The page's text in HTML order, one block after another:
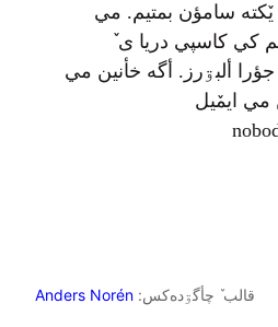
سامؤن بمتيم. مي
کي کاسپي دريا ی
جؤرا ألبۊرز. أگه خأنين مي
ايمٚیل‌
قالب ٚ چأگۊده‌کس: Anders Norén